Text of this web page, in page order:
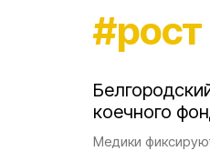
#рост
коечного
Медики